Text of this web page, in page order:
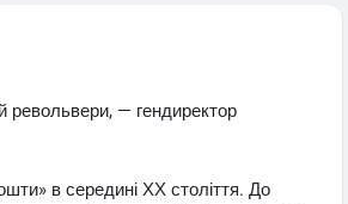
револьвери, — гендиректор
в середині ХХ століття. До